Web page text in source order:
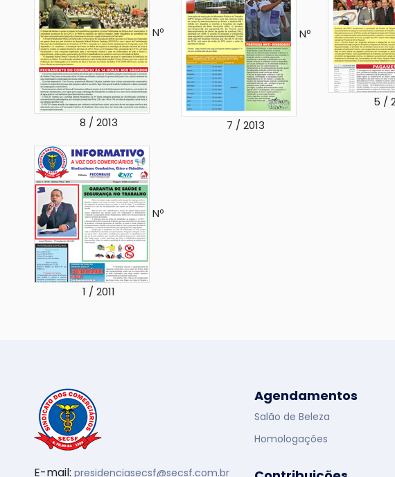
Nº
8 / 2013
Nº
7 / 2013
5 /
Nº
1 / 2011
E-mail: presidenciasecsf@secsf.com.br
Agendamentos
Salão de Beleza
Homologações